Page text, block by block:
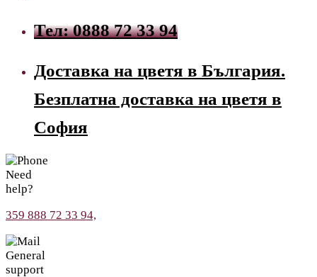
Тел: 0888 72 33 94
Доставка на цветя в България.
Безплатна доставка на цветя в
София
Need
help?
359 888 72 33 94,
General
support